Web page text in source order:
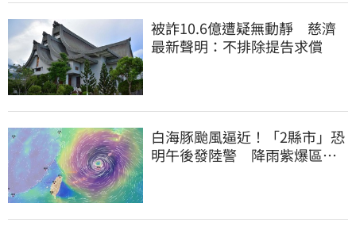
被詐10.6億遭疑無動靜 慈濟
最新聲明：不排除提告求償
白海豚颱風逼近！「2縣市」恐
明午後發陸警 降雨紫爆區域